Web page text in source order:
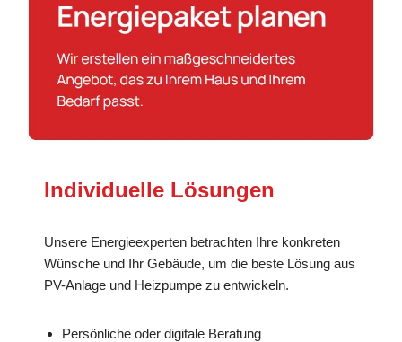
Individuelle Lösungen
Unsere Energieexperten betrachten Ihre konkreten
Wünsche und Ihr Gebäude, um die beste Lösung aus
PV-Anlage und Heizpumpe zu entwickeln.
Persönliche oder digitale Beratung